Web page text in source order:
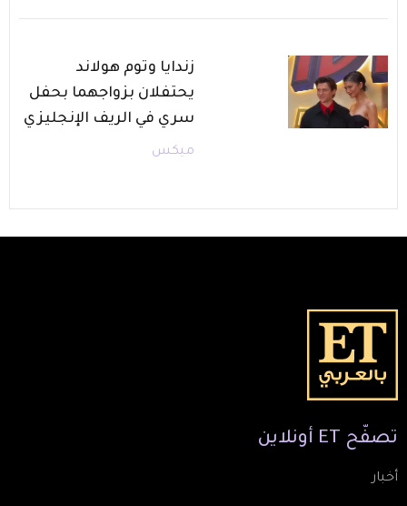
زندايا وتوم هولاند
يحتفلان بزواجهما بحفل
سري في الريف الإنجليزي
ميكس
تصفّح ET أونلاين
أخبار